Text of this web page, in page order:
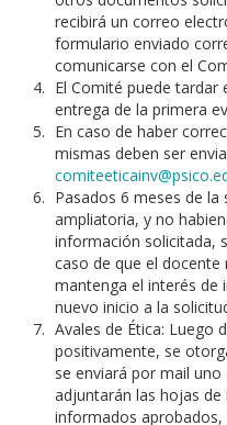
recibirá un correo
formulario enviado
comunicarse con el
El Comité puede tardar
entrega de la primera
En caso de haber
mismas deben ser
Pasados 6 meses de
ampliatoria, y no
información solicitada,
caso de que el
mantenga el interés de
nuevo inicio a la
Avales de Ética: Luego
positivamente, se
se enviará por mail
adjuntarán las hojas
informados